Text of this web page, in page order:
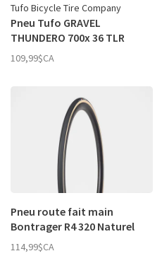
Tufo Bicycle Tire Company
Pneu Tufo GRAVEL
THUNDERO 700x 36 TLR
Beige
109,99$CA
Pneu route fait main
Bontrager R4 320 Naturel
700 X 25
114,99$CA